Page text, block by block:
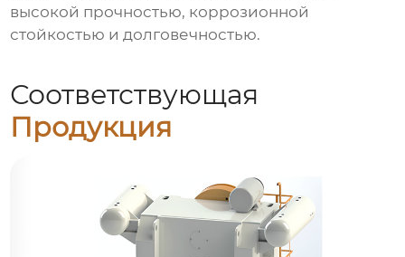
высокой прочностью, коррозионной
стойкостью и долговечностью.
Соответствующая
Продукция